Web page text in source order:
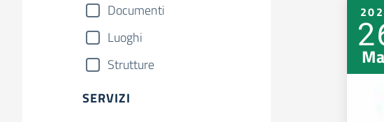
Documenti
Luoghi
Strutture
SERVIZI